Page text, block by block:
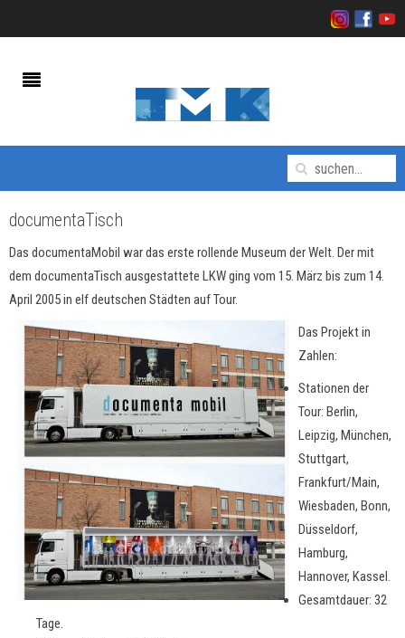
documentaTisch
Das documentaMobil war das erste rollende Museum der Welt. Der mit
dem documentaTisch ausgestattete LKW ging vom 15. März bis zum 14.
April 2005 in elf deutschen Städten auf Tour.
Das Projekt in
Zahlen:
Stationen der
Tour: Berlin,
Leipzig, München,
Stuttgart,
Frankfurt/Main,
Wiesbaden, Bonn,
Düsseldorf,
Hamburg,
Hannover, Kassel.
Gesamtdauer: 32
Tage.